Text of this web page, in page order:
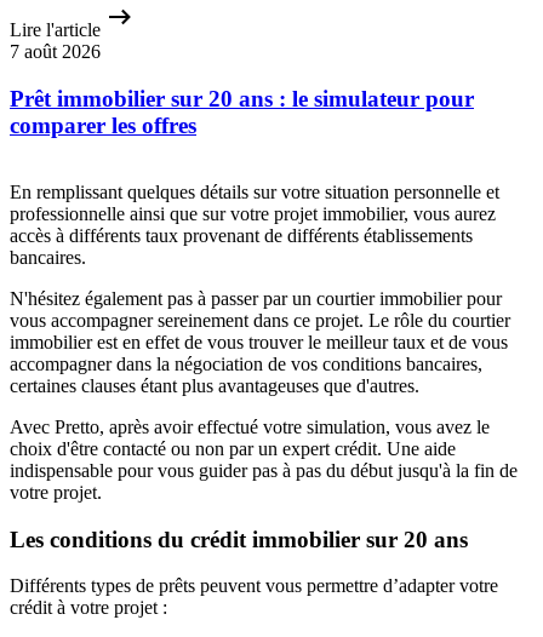
Lire l'article
7 août 2026
Prêt immobilier sur 20 ans : le simulateur pour
comparer les offres
En remplissant quelques détails sur votre situation personnelle et
professionnelle ainsi que sur votre projet immobilier, vous aurez
accès à différents taux provenant de différents établissements
bancaires.
N'hésitez également pas à passer par un courtier immobilier pour
vous accompagner sereinement dans ce projet. Le rôle du courtier
immobilier est en effet de vous trouver le meilleur taux et de vous
accompagner dans la négociation de vos conditions bancaires,
certaines clauses étant plus avantageuses que d'autres.
Avec Pretto, après avoir effectué votre simulation, vous avez le
choix d'être contacté ou non par un expert crédit. Une aide
indispensable pour vous guider pas à pas du début jusqu'à la fin de
votre projet.
Les conditions du crédit immobilier sur 20 ans
Différents types de prêts peuvent vous permettre d’adapter votre
crédit à votre projet :